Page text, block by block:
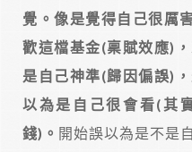
覺。像是覺得自己很厲
歡這檔基金(稟賦效應)
是自己神準(歸因偏誤)
以為是自己很會看(其
錢)。 開始誤以為是不是